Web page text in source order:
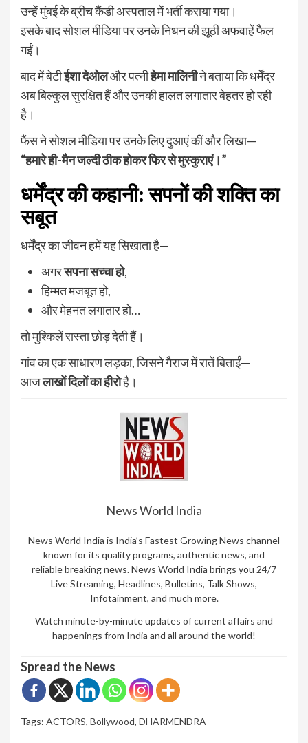
उन्हें मुंबई के ब्रीच कैंडी अस्पताल में भर्ती कराया गया।
इसके बाद सोशल मीडिया पर उनके निधन की झूठी अफवाहें फैल
गईं।
बाद में बेटीईशा देओलऔर पत्नीहेमा मालिनीने बताया कि धर्मेंद्र
अब बिल्कुल सुरक्षित हैं और उनकी हालत लगातार बेहतर हो रही
है।
फैंस ने सोशल मीडिया पर उनके लिए दुआएं कीं और लिखा—
“हमारे ही-मैन जल्दी ठीक होकर फिर से मुस्कुराएं।”
धर्मेंद्र की कहानी: सपनों की शक्ति का
सबूत
धर्मेंद्र का जीवन हमें यह सिखाता है—
अगरसपना सच्चा हो,
हिम्मत मजबूत हो,
और मेहनत लगातार हो…
तो मुश्किलें रास्ता छोड़ देती हैं।
गांव का एक साधारण लड़का, जिसने गैराज में रातें बिताईं—
आजलाखों दिलों का हीरोहै।
News World India
News World India is India’s Fastest Growing News channel
known for its quality programs, authentic news, and
reliable breaking news. News World India brings you 24/7
Live Streaming, Headlines, Bulletins, Talk Shows,
Infotainment, and much more.
Watch minute-by-minute updates of current affairs and
happenings from India and all around the world!
Spread the News
Tags: ACTORS, Bollywood, DHARMENDRA